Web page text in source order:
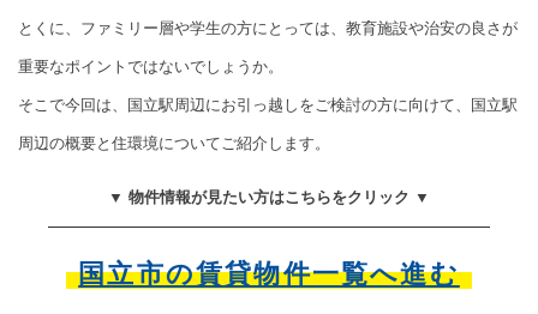
とくに、ファミリー層や学生の方にとっては、教育施設や治安の良さが
重要なポイントではないでしょうか。
そこで今回は、国立駅周辺にお引っ越しをご検討の方に向けて、国立駅
周辺の概要と住環境についてご紹介します。
▼ 物件情報が見たい方はこちらをクリック ▼
国立市の賃貸物件一覧へ進む